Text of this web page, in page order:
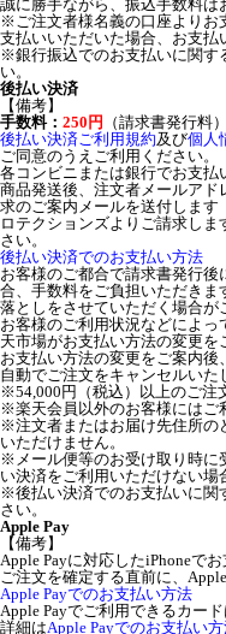
誠に勝手ながら、振込手数料は
※ご注文者様名義の口座よりお
支払いいただいた場合、お支払
※銀行振込でのお支払いに関す
い。
後払い決済
【備考】
手数料： 250円
（請求書発行料
後払い決済ご利用規約及び個人
ご同意のうえご利用ください。
各コンビニまたは銀行でお支払
商品発送後、注文者メールア
求のご案内メールを送付しま
ロテクションズよりご請求し
さい。
後払い決済でのお支払い方法
お客様のご都合で請求書発行
合、手数料をご負担いただきま
落としをさせていただく場合が
お客様のご利用状況などによ
天市場がお支払い方法の変更を
お支払い方法の変更をご案内
自動でご注文をキャンセルいた
※54,000円（税込）以上のご注
※楽天会員以外のお客様にはご
※注文者またはお届け先住所の
いただけません。
※メール便等のお受け取り時に
い決済をご利用いただけない場
※後払い決済でのお支払いに関
さい。
Apple Pay
【備考】
Apple Payに対応したiPhoneでお
ご注文を確定する直前に、
Apple Payでのお支払い方法
Apple Payでご利用できるカー
詳細はApple Payでのお支払い